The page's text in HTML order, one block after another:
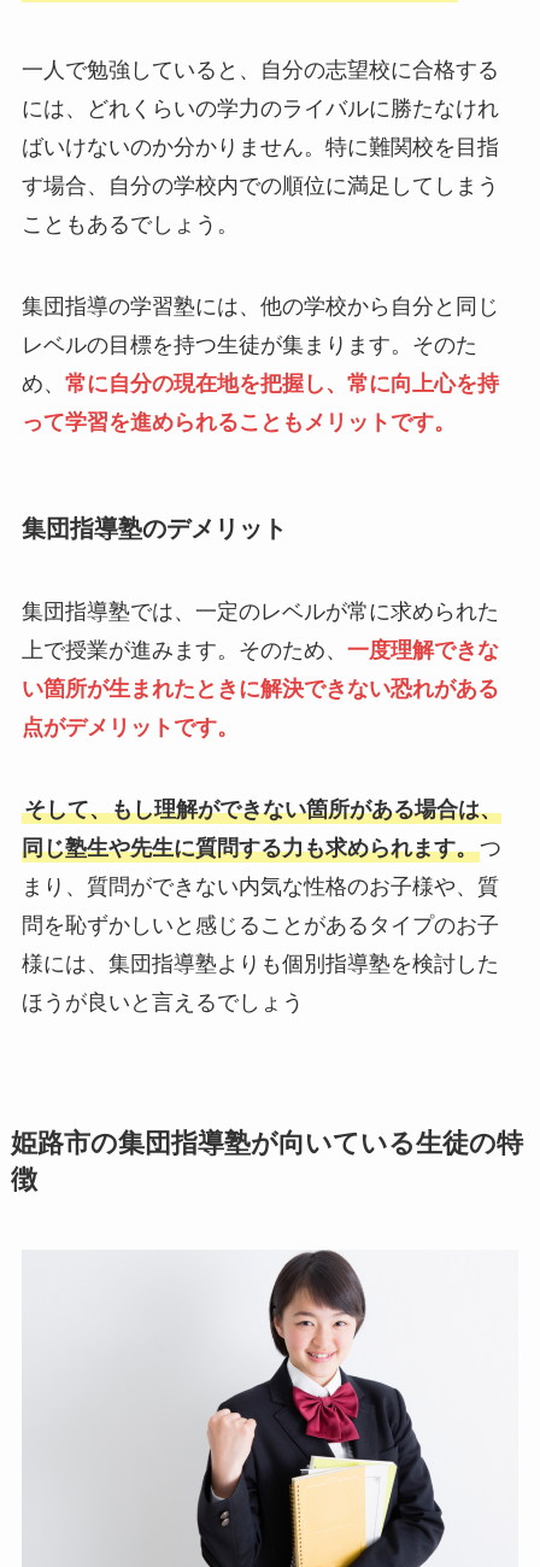
一人で勉強していると、自分の志望校に合格する
には、どれくらいの学力のライバルに勝たなけれ
ばいけないのか分かりません。特に難関校を目指
す場合、自分の学校内での順位に満足してしまう
こともあるでしょう。
集団指導の学習塾には、他の学校から自分と同じ
レベルの目標を持つ生徒が集まります。そのた
め、 常に自分の現在地を把握し、常に向上心を持
って学習を進められることもメリットです。
集団指導塾のデメリット
集団指導塾では、一定のレベルが常に求められた
上で授業が進みます。そのため、 一度理解できな
い箇所が生まれたときに解決できない恐れがある
点がデメリットです。
そして、もし理解ができない箇所がある場合は、
同じ塾生や先生に質問する力も求められます。つ
まり、質問ができない内気な性格のお子様や、質
問を恥ずかしいと感じることがあるタイプのお子
様には、集団指導塾よりも個別指導塾を検討した
ほうが良いと言えるでしょう
姫路市の集団指導塾が向いている生徒の特
徴